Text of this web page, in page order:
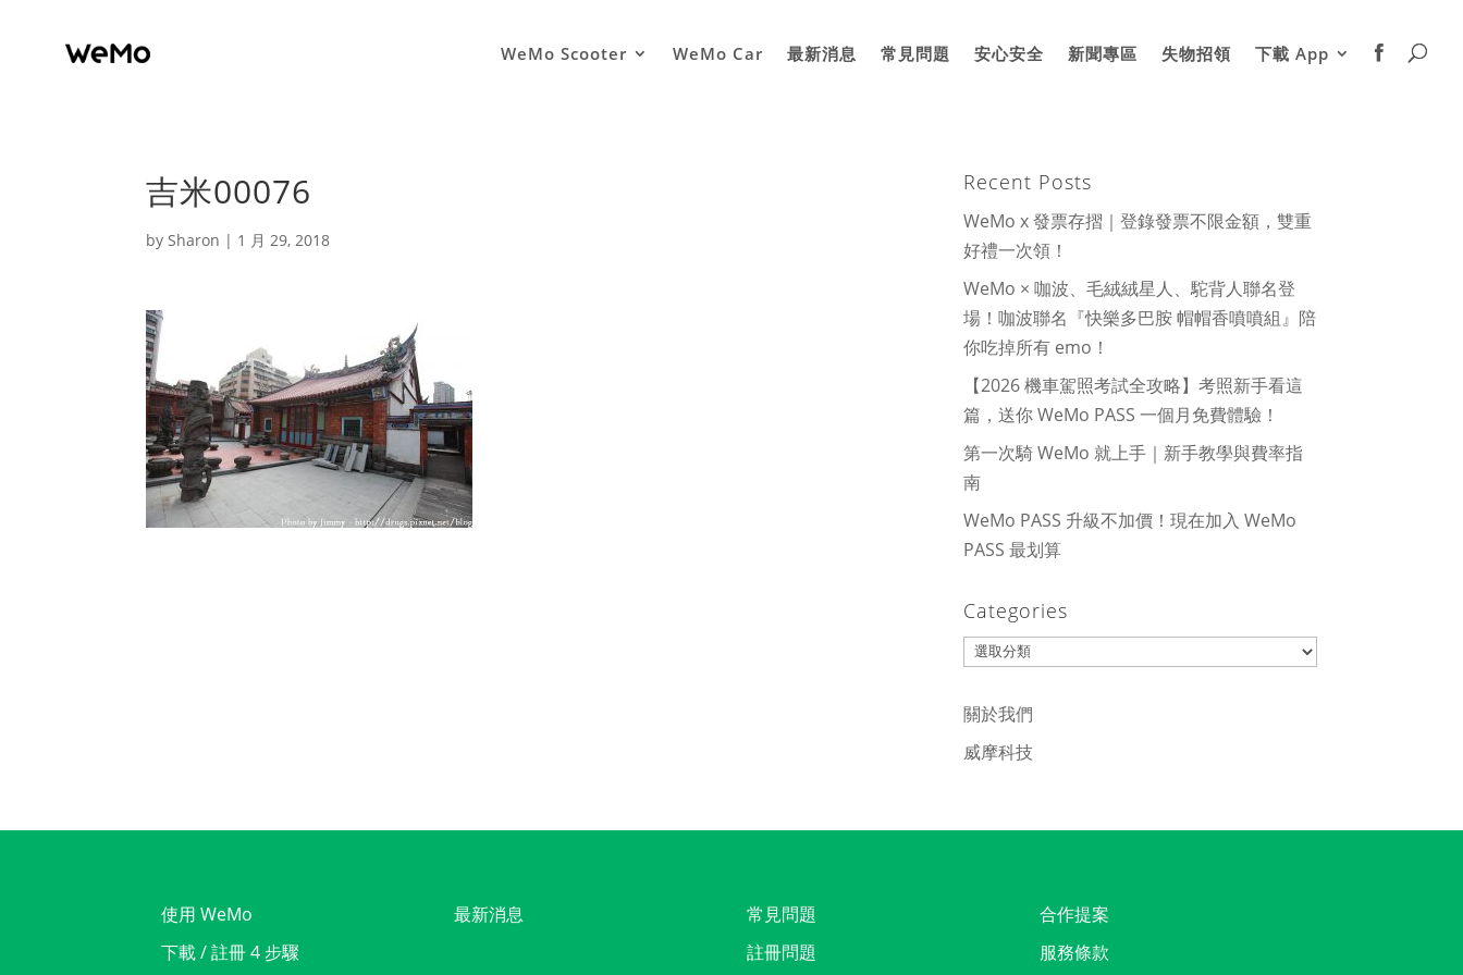
WeMo Scooter WeMo Car 最新消息 常見問題 安心安全 新聞專區 失物招領 下載 App
吉米00076
bySharon | 1 月 29, 2018
Recent Posts
WeMo x 發票存摺｜登錄發票不限金額，雙重
好禮一次領！
WeMo × 咖波、毛絨絨星人、駝背人聯名登
場！咖波聯名『快樂多巴胺 帽帽香噴噴組』陪
你吃掉所有 emo！
【2026 機車駕照考試全攻略】考照新手看這
篇，送你 WeMo PASS 一個月免費體驗！
第一次騎 WeMo 就上手｜新手教學與費率指
南
WeMo PASS 升級不加價！現在加入 WeMo
PASS 最划算
Categories
Categories
關於我們
威摩科技
使用 WeMo
下載 / 註冊 4 步驟
最新消息
常見問題
註冊問題
合作提案
服務條款